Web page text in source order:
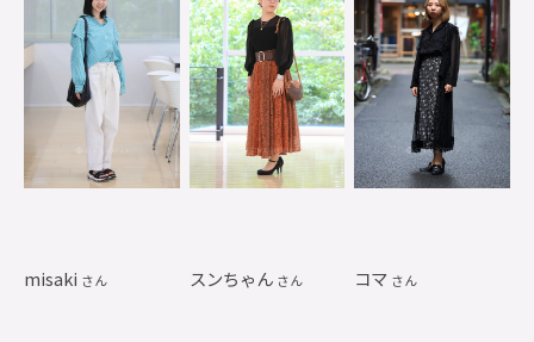
misaki さん スンちゃん さん コマ さん